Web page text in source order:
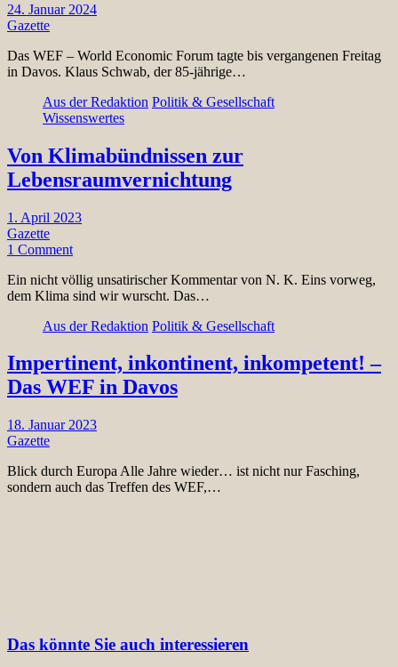
24. Januar 2024
Gazette
Das WEF – World Economic Forum tagte bis vergangenen Freitag
in Davos. Klaus Schwab, der 85-jährige…
Aus der Redaktion Politik & Gesellschaft
Wissenswertes
Von Klimabündnissen zur
Lebensraumvernichtung
1. April 2023
Gazette
1 Comment
Ein nicht völlig unsatirischer Kommentar von N. K. Eins vorweg,
dem Klima sind wir wurscht. Das…
Aus der Redaktion Politik & Gesellschaft
Impertinent, inkontinent, inkompetent! –
Das WEF in Davos
18. Januar 2023
Gazette
Blick durch Europa Alle Jahre wieder… ist nicht nur Fasching,
sondern auch das Treffen des WEF,…
Das könnte Sie auch interessieren